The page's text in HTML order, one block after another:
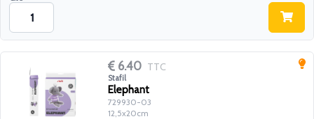
6.40 TTC
Stafil
Elephant
729930-03
12,5x20cm